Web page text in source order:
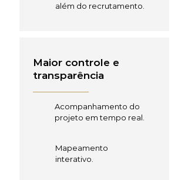
além do recrutamento.
Maior controle e
transparência
Acompanhamento do
projeto em tempo real.
Mapeamento
interativo.